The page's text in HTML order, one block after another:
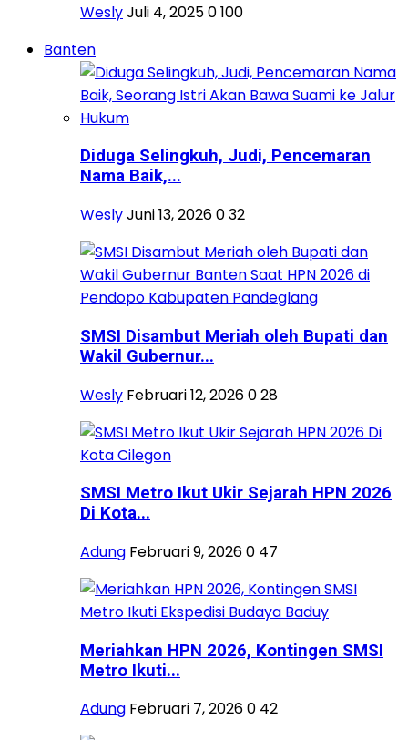
WeslyJuli 4, 20250100
Banten
Diduga Selingkuh, Judi, Pencemaran
Nama Baik,...
WeslyJuni 13, 2026032
SMSI Disambut Meriah oleh Bupati dan
Wakil Gubernur...
Wesly Februari 12, 2026028
SMSI Metro Ikut Ukir Sejarah HPN 2026
Di Kota...
Adung Februari 9, 20260 47
Meriahkan HPN 2026, Kontingen SMSI
Metro Ikuti...
Adung Februari 7, 20260 42